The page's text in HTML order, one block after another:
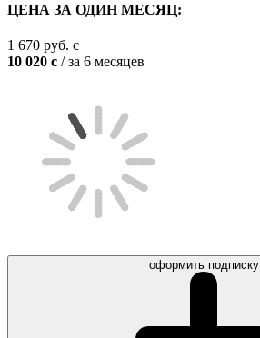
ЦЕНА ЗА ОДИН МЕСЯЦ:
1 670 руб. c
10 020 c / за 6 месяцев
оформить подписку